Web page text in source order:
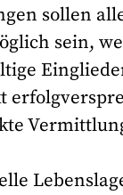
sollen
sein,